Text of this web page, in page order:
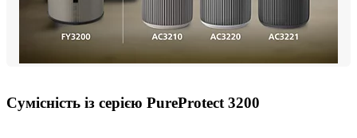
Сумісність із серією PureProtect 3200